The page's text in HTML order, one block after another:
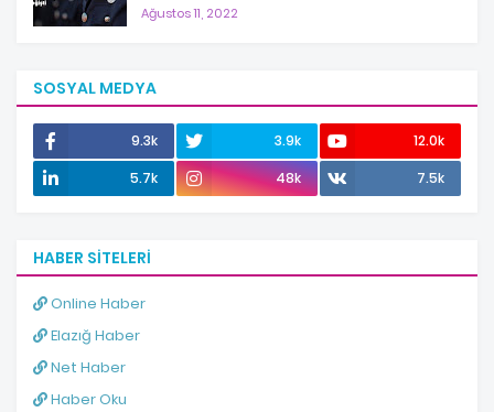
Ağustos 11, 2022
SOSYAL MEDYA
9.3k 3.9k
12.0k
5.7k
48k 7.5k
HABER SITELERI
Online Haber
Elazığ Haber
Net Haber
Haber Oku